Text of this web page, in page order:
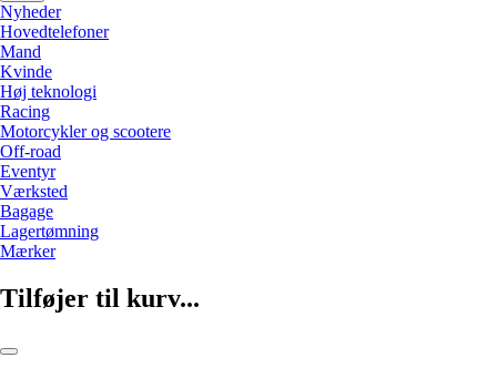
Nyheder
Hovedtelefoner
Mand
Kvinde
Høj teknologi
Racing
Motorcykler og scootere
Off-road
Eventyr
Værksted
Bagage
Lagertømning
Mærker
Tilføjer til kurv...